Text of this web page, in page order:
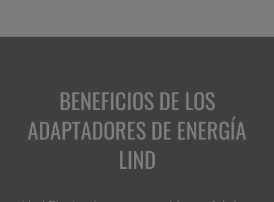
BENEFICIOS DE LOS
ADAPTADORES DE ENERGÍA
LIND